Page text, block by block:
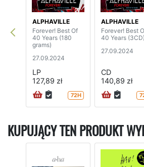
ALPHAVILLE
Forever! Best Of
40 Years (180
grams)
27.09.2024
LP
127,89 zł
72H
ALPHAVILLE
Forever! Best
40 Years (3CD)
27.09.2024
CD
140,89 zł
KUPUJĄCY TEN PRODUKT